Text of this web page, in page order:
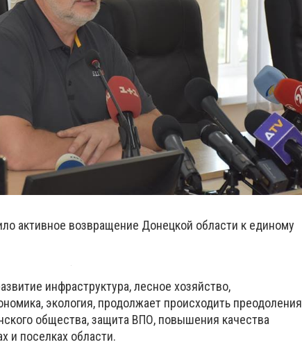
активное возвращение Донецкой области к единому
инфраструктура, лесное хозяйство,
экология, продолжает происходить преодоления
общества, защита ВПО, повышения качества
и поселках области.